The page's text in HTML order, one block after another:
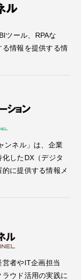
ツール、RPAな
情報を提供する情
ンネル」は、企業
したDX（デジタ
に提供する情報メ
営者やIT企画担当
ウド活用の実践に